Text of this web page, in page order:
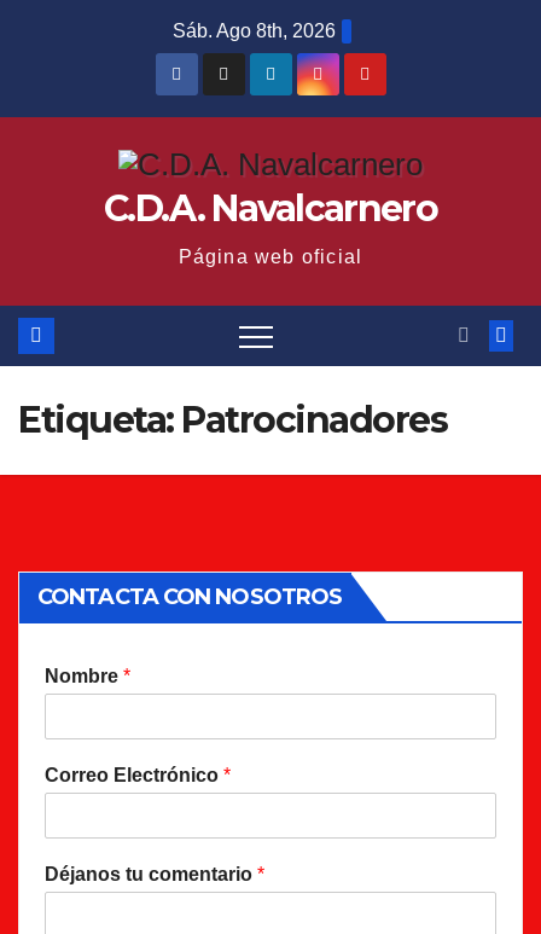
Sáb. Ago 8th, 2026
C.D.A. Navalcarnero
Página web oficial
Etiqueta: Patrocinadores
CONTACTA CON NOSOTROS
Nombre *
Correo Electrónico *
Déjanos tu comentario *